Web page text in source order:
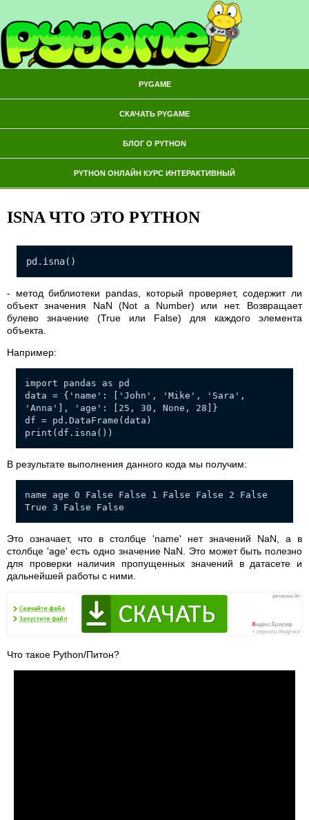
PYGAME
СКАЧАТЬ PYGAME
БЛОГ О PYTHON
PYTHON ОНЛАЙН КУРС ИНТЕРАКТИВНЫЙ
ISNA ЧТО ЭТО PYTHON
pd.isna()
- метод библиотеки pandas, который проверяет, содержит ли
объект значения NaN (Not a Number) или нет. Возвращает
булево значение (True или False) для каждого элемента
объекта.
Например:
import pandas as pd
data = {'name': ['John', 'Mike', 'Sara',
'Anna'], 'age': [25, 30, None, 28]}
df = pd.DataFrame(data)
print(df.isna())
В результате выполнения данного кода мы получим:
name age 0 False False 1 False False 2 False
True 3 False False
Это означает, что в столбце 'name' нет значений NaN, а в
столбце 'age' есть одно значение NaN. Это может быть полезно
для проверки наличия пропущенных значений в датасете и
дальнейшей работы с ними.
Что такое Python/Питон?